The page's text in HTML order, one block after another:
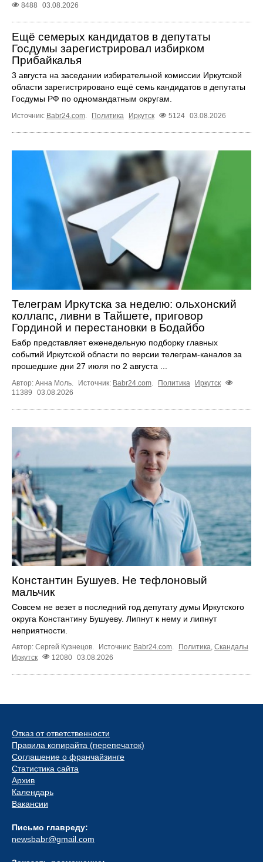
8488
03.08.2026
Ещё семерых кандидатов в депутаты
Госдумы зарегистрировал избирком
Прибайкалья
3 августа на заседании избирательной комиссии Иркутской
области зарегистрировано ещё семь кандидатов в депутаты
Госдумы РФ по одномандатным округам.
Источник: Babr24.com. Политика Иркутск 5124 03.08.2026
Телеграм Иркутска за неделю: ольхонский
коллапс, ливни в Тайшете, приговор
Гординой и перестановки в Бодайбо
Бабр представляет еженедельную подборку главных
событий Иркутской области по версии телеграм-каналов за
прошедшие дни 27 июля по 2 августа ...
Автор: Анна Моль. Источник: Babr24.com Политика
Иркутск
11389
03.08.2026
Константин Бушуев. Не тефлоновый
мальчик
Совсем не везет в последний год депутату думы Иркутского
округа Константину Бушуеву. Липнут к нему и липнут
неприятности.
Автор: Сергей Кузнецов. Источник: Babr24.com. Политика, Скандалы
Иркутск
12080 03.08.2026
Отказ от ответственности
Правила копирайта (перепечаток)
Соглашение о франчайзинге
Статистика сайта
Архив
Календарь
Вакансии
Письмо главреду:
newsbabr@gmail.com